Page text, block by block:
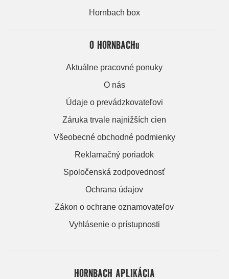
Hornbach box
O HORNBACHu
Aktuálne pracovné ponuky
O nás
Údaje o prevádzkovateľovi
Záruka trvale najnižších cien
Všeobecné obchodné podmienky
Reklamačný poriadok
Spoločenská zodpovednosť
Ochrana údajov
Zákon o ochrane oznamovateľov
Vyhlásenie o prístupnosti
HORNBACH APLIKÁCIA